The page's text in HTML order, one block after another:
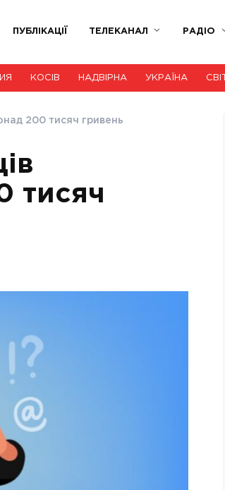
ПУБЛІКАЦІЇ ТЕЛЕКАНАЛ РАДІО
КОСІВ НАДВІРНА УКРАЇНА СВІТ
200 тисяч гривень
тисяч